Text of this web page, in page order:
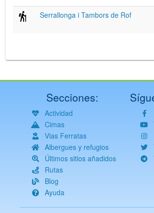
Serrallonga i Tambors de Rof
Secciones:
Actividad
Cimas
Vias Ferratas
Albergues y refugios
Últimos sitios añadidos
Rutas
Blog
Ayuda